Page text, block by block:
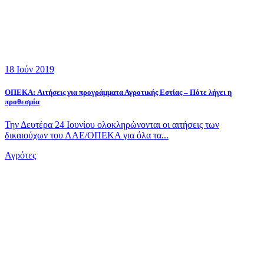
18 Ιούν 2019
ΟΠΕΚΑ: Aιτήσεις για προγράμματα Αγροτικής Εστίας – Πότε λήγει η
προθεσμία
Την Δευτέρα 24 Ιουνίου ολοκληρώνονται οι αιτήσεις των
δικαιούχων του ΛΑΕ/ΟΠΕΚΑ για όλα τα...
Αγρότες